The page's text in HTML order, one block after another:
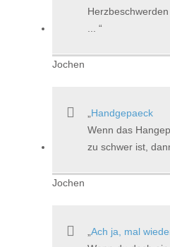
Herzbeschwerden
Jochen
Handgepaeck
Wenn das
zu schwer ist,
Jochen
Ach ja, mal